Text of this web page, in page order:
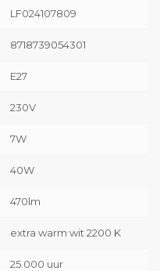
LF024107809
8718739054301
E27
230V
7W
40W
470lm
extra warm wit 2200 K
25.000 uur